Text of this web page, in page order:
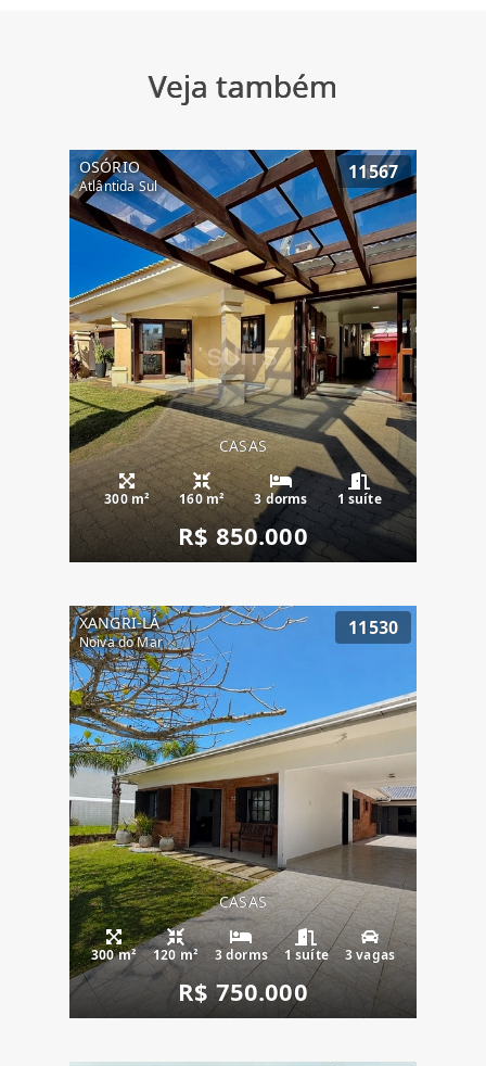
Veja também
OSÓRIO
Atlântida Sul
11567
CASAS
300 m² 160 m² 3 dorms 1 suíte
R$ 850.000
XANGRI-LÁ
Noiva do Mar
11530
CASAS
300 m² 120 m² 3 dorms 1 suíte 3 vagas
R$ 750.000